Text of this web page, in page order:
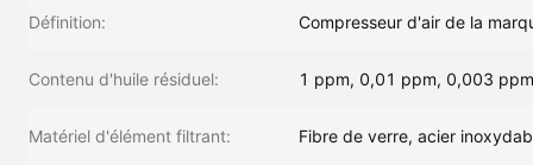
Définition: Compresseur d'air de la
Contenu d'huile résiduel: 1 ppm, 0,01 ppm, 0,003 ppm
Matériel d'élément filtrant: Fibre de verre, acier